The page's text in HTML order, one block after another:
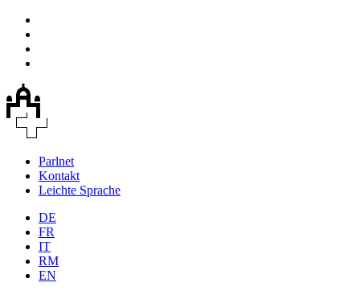
Parlnet
Kontakt
Leichte Sprache
DE
FR
IT
RM
EN